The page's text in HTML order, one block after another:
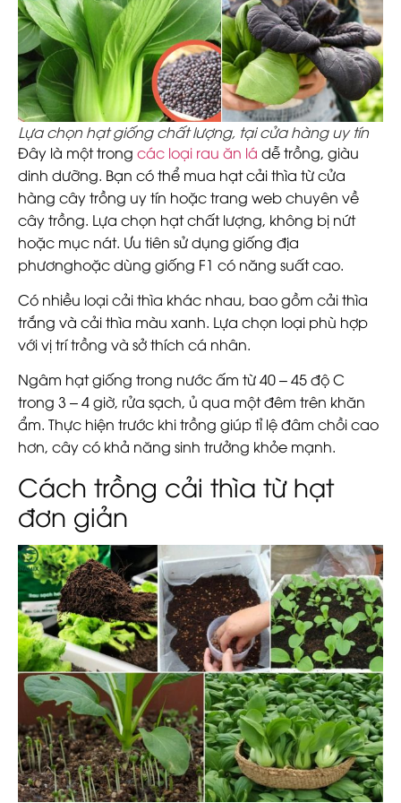
Lựa chọn hạt giống chất lượng, tại cửa hàng uy tín
Đây là một trong các loại rau ăn lá dễ trồng, giàu
dinh dưỡng. Bạn có thể mua hạt cải thìa từ cửa
hàng cây trồng uy tín hoặc trang web chuyên về
cây trồng. Lựa chọn hạt chất lượng, không bị nứt
hoặc mục nát. Ưu tiên sử dụng giống địa
phươnghoặc dùng giống F1 có năng suất cao.
Có nhiều loại cải thìa khác nhau, bao gồm cải thìa
trắng và cải thìa màu xanh. Lựa chọn loại phù hợp
với vị trí trồng và sở thích cá nhân.
Ngâm hạt giống trong nước ấm từ 40 – 45 độ C
trong 3 – 4 giờ, rửa sạch, ủ qua một đêm trên khăn
ẩm. Thực hiện trước khi trồng giúp tỉ lệ đâm chồi cao
hơn, cây có khả năng sinh trưởng khỏe mạnh.
Cách trồng cải thìa từ hạt
đơn giản